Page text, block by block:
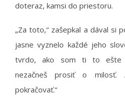
doteraz, kamsi do priestoru.
„Za toto,“ zašepkal a dával si
jasne vyznelo každé jeho
tvrdo, ako som ti to ešte
nezačneš prosiť o milosť.
pokračovať.“